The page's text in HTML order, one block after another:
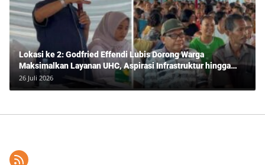
Lokasi ke 2: Godfried Effendi Lubis Dorong Warga
Maksimalkan Layanan UHC, Aspirasi Infrastruktur hingga
Pendidikan Mengemuka dalam Reses Medan Amplas
26 Juli 2026